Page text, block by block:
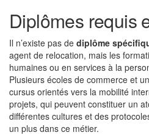
Diplômes requis
Il n’existe pas de diplôme
agent de relocation, mais les
humaines ou en services à la
Plusieurs écoles de commerce et
cursus orientés vers la mobilité
projets, qui peuvent constituer un
différentes cultures et des
un plus dans ce métier.